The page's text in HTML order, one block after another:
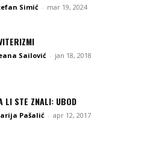
Simić - mar 19, 2024
Sailović - jan 18, 2018
LI STE ZNALI: UBOD
Pašalić - apr 12, 2017